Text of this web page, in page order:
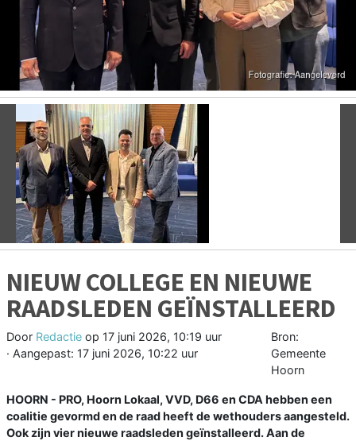
Vorige
NIEUW COLLEGE EN NIEUWE
RAADSLEDEN GEÏNSTALLEERD
Door Redactie op 17 juni 2026, 10:19 uur
· Aangepast: 17 juni 2026, 10:22 uur
Bron:
Gemeente
Hoorn
HOORN - PRO, Hoorn Lokaal, VVD, D66 en CDA hebben een
coalitie gevormd en de raad heeft de wethouders aangesteld.
Ook zijn vier nieuwe raadsleden geïnstalleerd. Aan de